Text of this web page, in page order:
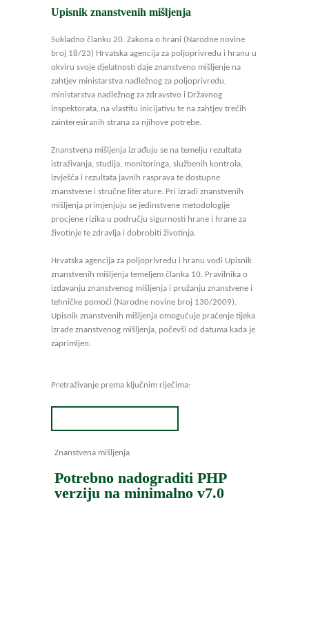
Upisnik znanstvenih mišljenja
Sukladno članku 20. Zakona o hrani (Narodne novine
broj 18/23) Hrvatska agencija za poljoprivredu i hranu u
okviru svoje djelatnosti daje znanstveno mišljenje na
zahtjev ministarstva nadležnog za poljoprivredu,
ministarstva nadležnog za zdravstvo i Državnog
inspektorata, na vlastitu inicijativu te na zahtjev trećih
zainteresiranih strana za njihove potrebe.
Znanstvena mišljenja izrađuju se na temelju rezultata
istraživanja, studija, monitoringa, službenih kontrola,
izvješća i rezultata javnih rasprava te dostupne
znanstvene i stručne literature. Pri izradi znanstvenih
mišljenja primjenjuju se jedinstvene metodologije
procjene rizika u području sigurnosti hrane i hrane za
životinje te zdravlja i dobrobiti životinja.
Hrvatska agencija za poljoprivredu i hranu vodi Upisnik
znanstvenih mišljenja temeljem članka 10. Pravilnika o
izdavanju znanstvenog mišljenja i pružanju znanstvene i
tehničke pomoći (Narodne novine broj 130/2009).
Upisnik znanstvenih mišljenja omogućuje praćenje tijeka
izrade znanstvenog mišljenja, počevši od datuma kada je
zaprimljen.
Pretraživanje prema ključnim riječima:
Znanstvena mišljenja
Potrebno nadograditi PHP
verziju na minimalno v7.0